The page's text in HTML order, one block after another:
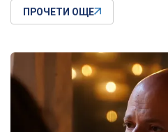
ПРОЧЕТИ ОЩЕ